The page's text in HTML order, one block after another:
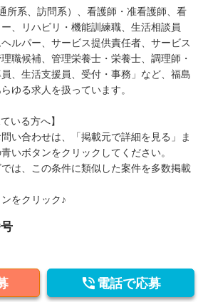
所系、訪問系）、看護師・准看護師、看
、リハビリ・機能訓練職、生活相談員
ヘルパー、サービス提供責任者、サービス
職候補、管理栄養士・栄養士、調理師・
、生活支援員、受付・事務」など、福島
ゆる求人を扱っています。
いる方へ】
い合わせは、「掲載元で詳細を見る」ま
いボタンをクリックしてください。
は、この条件に類似した案件を多数掲載
をクリック♪
 電話で応募